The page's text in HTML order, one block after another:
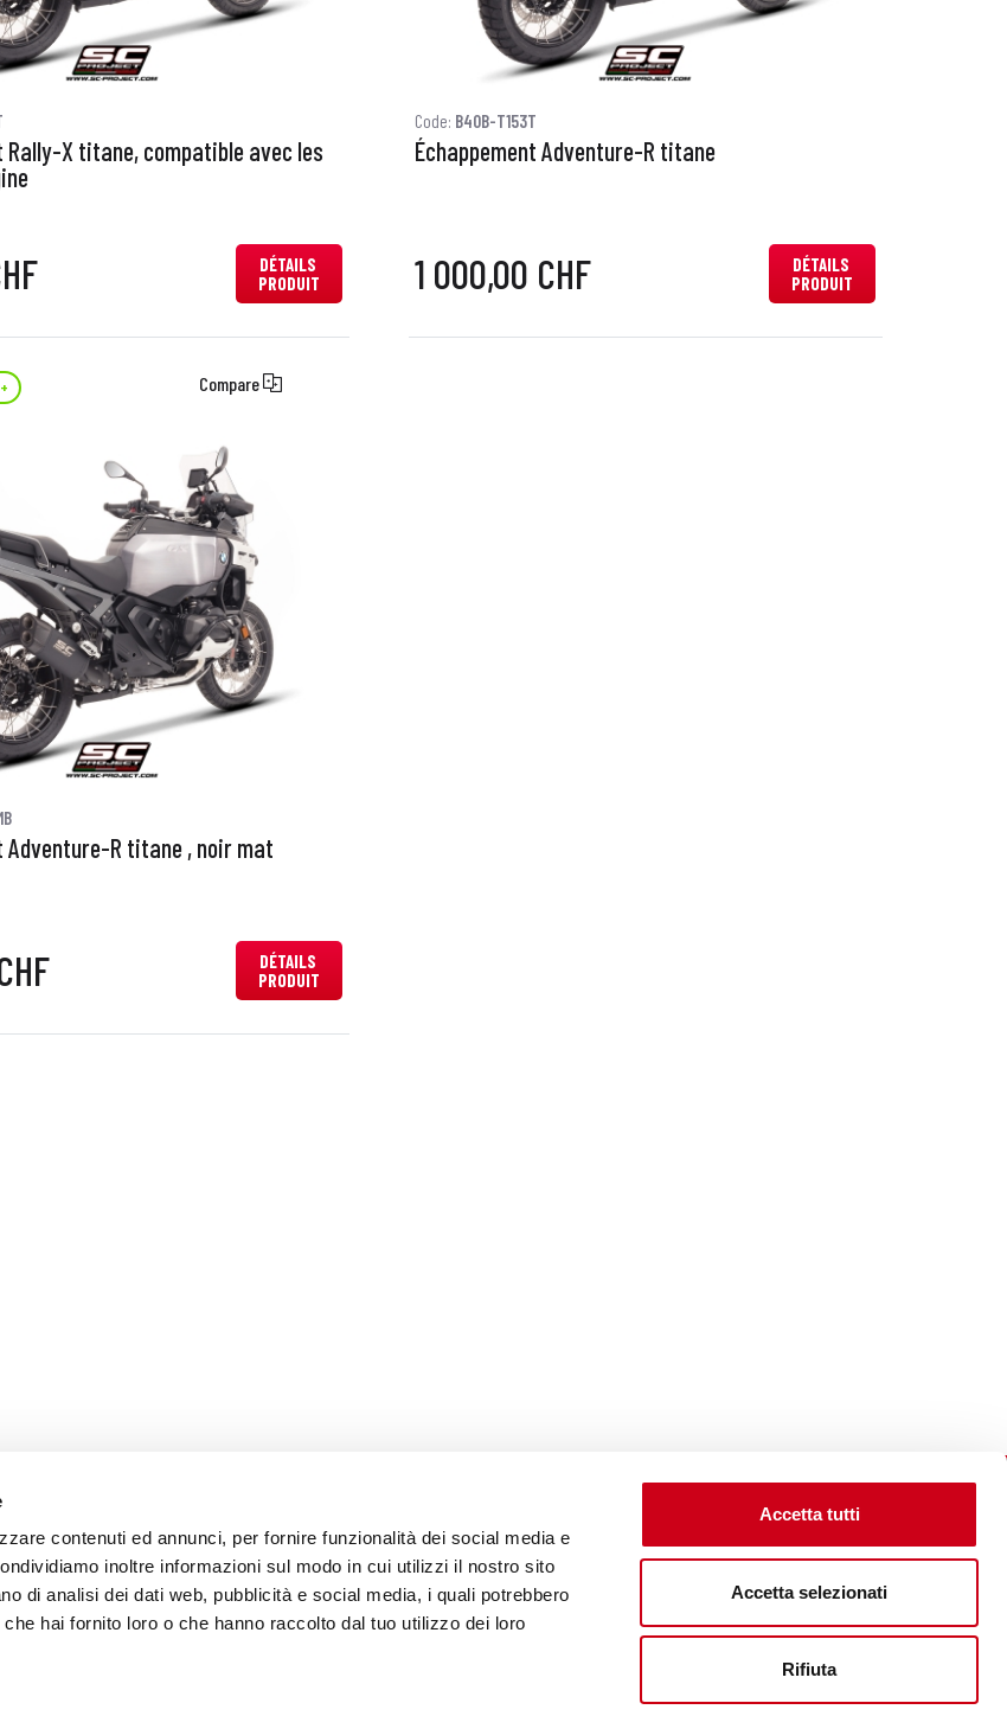
contenuti ed annunci, per fornire funzionalità dei social media e
inoltre informazioni sul modo in cui utilizzi il nostro sito
di analisi dei dati web, pubblicità e social media, i quali potrebbero
hai fornito loro o che hanno raccolto dal tuo utilizzo dei loro
Accetta tutti
Accetta selezionati
Rifiuta
Rally-X titane, compatible avec les
DÉTAILS
PRODUIT
Code: B40B-T153T
Échappement Adventure-R titane
1 000,00 CHF
DÉTAILS
PRODUIT
Compare
Adventure-R titane , noir mat
DÉTAILS
PRODUIT
Clientèle Follow us
Visite le site corporate